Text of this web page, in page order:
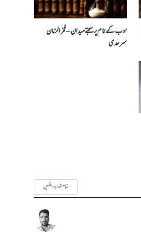
ادب کے نام پر سجتے میدان – فخرالزمان
سرحدی
تمام تحاریر دیکھیں